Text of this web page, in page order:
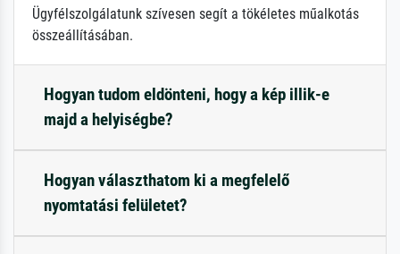
Ügyfélszolgálatunk szívesen segít a tökéletes műalkotás
összeállításában.
Hogyan tudom eldönteni, hogy a kép illik-e
majd a helyiségbe?
Hogyan választhatom ki a megfelelő
nyomtatási felületet?